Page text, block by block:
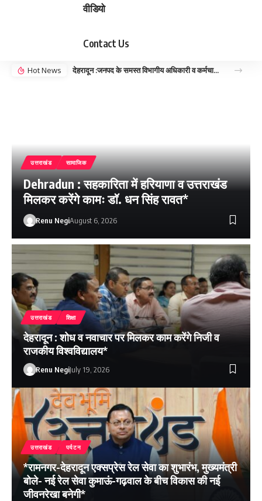
वीडियो
Contact Us
Hot News देहरादून :जनपद के समस्त विभागीय अधिकारी व कर्मचारी बनायेंगे अपना आभा अकाउंट, आप भी दिए गए लिंक से बनाये अपना आभा अकाउंट
उत्तराखंड सामाजिक
Dehradun : सहकारिता में हरियाणा व उत्तराखंड
मिलकर करेंगे कामः डाॅ. धन सिंह रावत*
Renu NegiAugust 6, 2026
उत्तराखंड शिक्षा
देहरादून : शोध व नवाचार पर मिलकर काम करेंगे निजी व
राजकीय विश्वविद्यालय*
Renu NegiJuly 19, 2026
उत्तराखंड पर्यटन
*रामनगर-देहरादून एक्सप्रेस रेल सेवा का शुभारंभ, मुख्यमंत्री
बोले- नई रेल सेवा कुमाऊं-गढ़वाल के बीच विकास की नई
जीवनरेखा बनेगी*